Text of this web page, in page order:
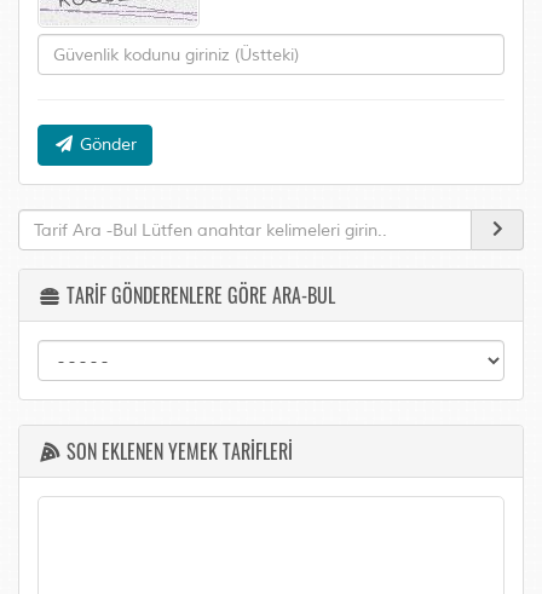
Gönder
TARİF GÖNDERENLERE GÖRE ARA-BUL
SON EKLENEN YEMEK TARİFLERİ